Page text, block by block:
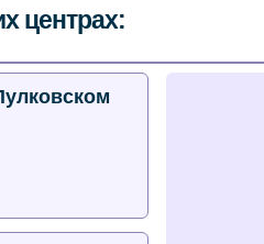
центрах: